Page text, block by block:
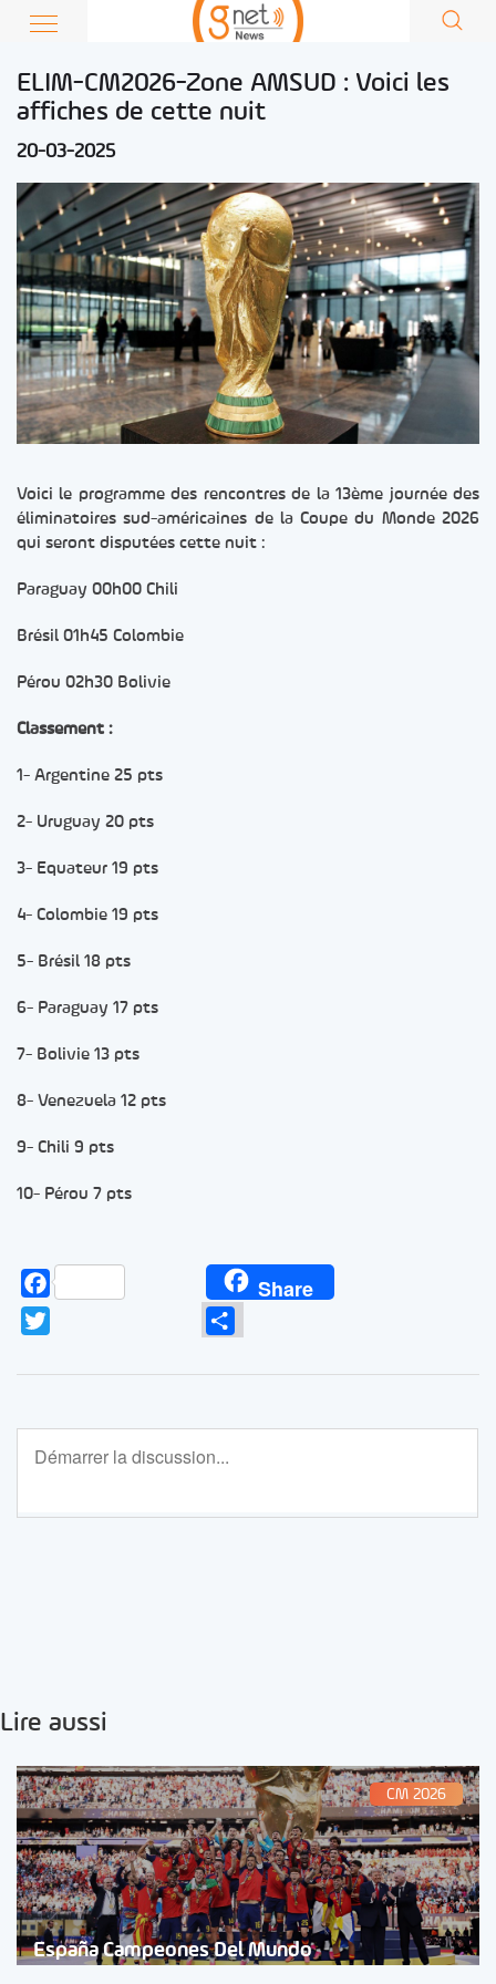
ELIM-CM2026-Zone AMSUD : Voici les
affiches de cette nuit
20-03-2025
Voici le programme des rencontres de la 13ème journée des
éliminatoires sud-américaines de la Coupe du Monde 2026
qui seront disputées cette nuit :
Paraguay 00h00 Chili
Brésil 01h45 Colombie
Pérou 02h30 Bolivie
Classement :
1- Argentine 25 pts
2- Uruguay 20 pts
3- Equateur 19 pts
4- Colombie 19 pts
5- Brésil 18 pts
6- Paraguay 17 pts
7- Bolivie 13 pts
8- Venezuela 12 pts
9- Chili 9 pts
10- Pérou 7 pts
Facebook Share
Lire aussi
CM 2026
España Campeones Del Mundo